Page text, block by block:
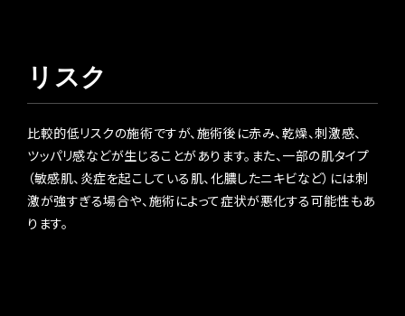
リスク
比較的低リスクの施術ですが、施術後に赤み、乾燥、刺激感、
ツッパリ感などが生じることがあります。また、一部の肌タイプ
（敏感肌、炎症を起こしている肌、化膿したニキビなど）には刺
激が強すぎる場合や、施術によって症状が悪化する可能性もあ
ります。